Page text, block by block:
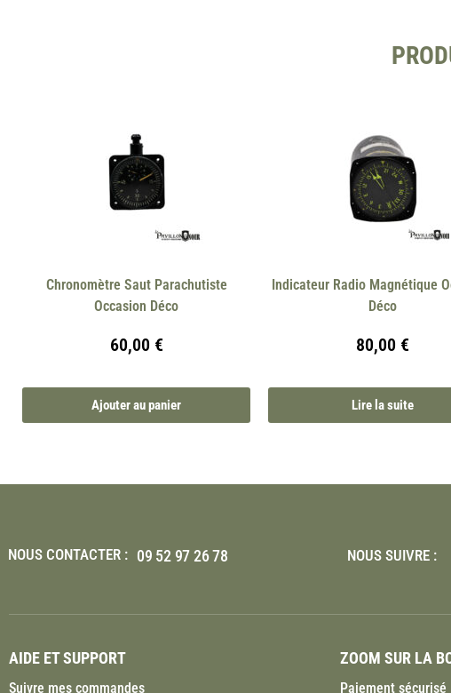
Chronomètre Saut Parachutiste
Occasion Déco
60,00 €
Ajouter au panier
Indicateur Radio Magnétique
Déco
80,00 €
Lire la suite
NOUS CONTACTER : 09 52 97 26 78 NOUS SUIVRE :
AIDE ET SUPPORT
Suivre mes commandes
ZOOM SUR LA
Paiement sécurisé